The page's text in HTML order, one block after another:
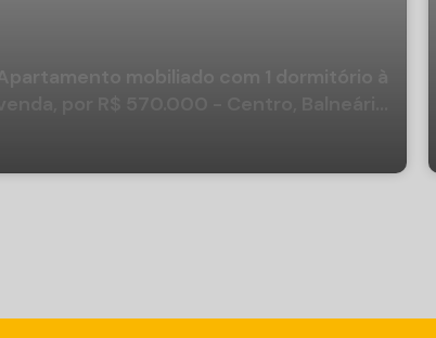
Apartamento mobiliado com 1 dormitório à